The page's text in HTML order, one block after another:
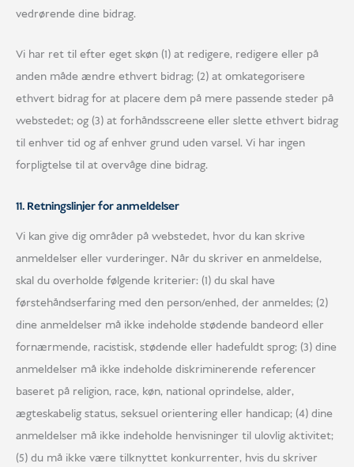
vedrørende dine bidrag.
Vi har ret til efter eget skøn (1) at redigere, redigere eller på
anden måde ændre ethvert bidrag; (2) at omkategorisere
ethvert bidrag for at placere dem på mere passende steder på
webstedet; og (3) at forhåndsscreene eller slette ethvert bidrag
til enhver tid og af enhver grund uden varsel. Vi har ingen
forpligtelse til at overvåge dine bidrag.
11. Retningslinjer for anmeldelser
Vi kan give dig områder på webstedet, hvor du kan skrive
anmeldelser eller vurderinger. Når du skriver en anmeldelse,
skal du overholde følgende kriterier: (1) du skal have
førstehåndserfaring med den person/enhed, der anmeldes; (2)
dine anmeldelser må ikke indeholde stødende bandeord eller
fornærmende, racistisk, stødende eller hadefuldt sprog; (3) dine
anmeldelser må ikke indeholde diskriminerende referencer
baseret på religion, race, køn, national oprindelse, alder,
ægteskabelig status, seksuel orientering eller handicap; (4) dine
anmeldelser må ikke indeholde henvisninger til ulovlig aktivitet;
(5) du må ikke være tilknyttet konkurrenter, hvis du skriver